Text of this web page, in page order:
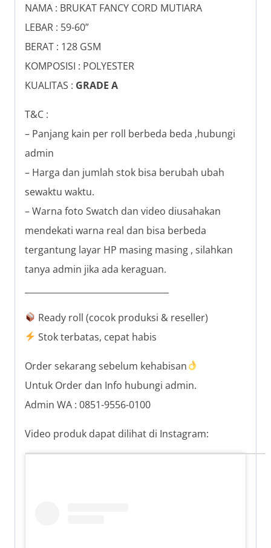
NAMA : BRUKAT FANCY CORD MUTIARA
LEBAR : 59-60”
BERAT : 128 GSM
KOMPOSISI : POLYESTER
KUALITAS : GRADE A
T&C :
– Panjang kain per roll berbeda beda ,hubungi
admin
– Harga dan jumlah stok bisa berubah ubah
sewaktu waktu.
– Warna foto Swatch dan video diusahakan
mendekati warna real dan bisa berbeda
tergantung layar HP masing masing , silahkan
tanya admin jika ada keraguan.
Ready roll (cocok produksi & reseller)
Stok terbatas, cepat habis
Order sekarang sebelum kehabisan
Untuk Order dan Info hubungi admin.
Admin WA : 0851-9556-0100
Video produk dapat dilihat di Instagram: